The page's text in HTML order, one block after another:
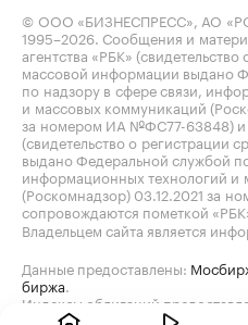
© ООО «БИЗНЕСПРЕСС», АО
1995–2026 . Сообщения и
агентства «РБК»
массовой информации выдано
по надзору в сфере связи,
и массовых коммуникаций
за номером ИА №ФС77-63848) и
(свидетельство о регистрации
выдано Федеральной службой
информационных технологий и
(Роскомнадзор) 03.12.2021 за
сопровождаются пометкой
Владельцем сайта является
Данные предоставлены:
биржа
Индексы облигаций